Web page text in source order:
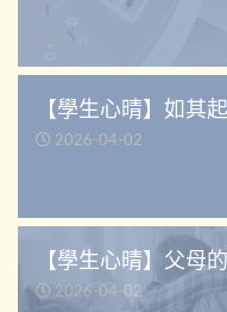
【學生心晴】如其
2026-04-02
【學生心晴】父母
2026-04-02